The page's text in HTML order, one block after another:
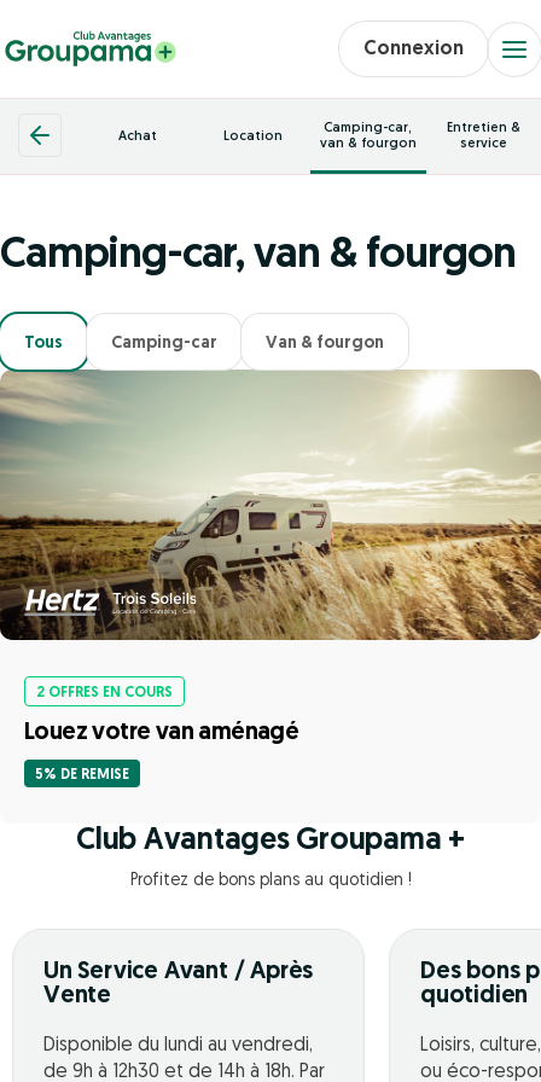
Connexion
Camping-car, van & fourgon
Achat Location
Camping-car,
van & fourgon
Entretien &
service
Tous Camping-car Van & fourgon
2 OFFRES EN COURS
Louez votre van aménagé
5% DE REMISE
Club Avantages Groupama +
Profitez de bons plans au quotidien !
Un Service Avant / Après
Vente
Disponible du lundi au vendredi,
de 9h à 12h30 et de 14h à 18h. Par
Des bons
quotidien
Loisirs,
ou éco-